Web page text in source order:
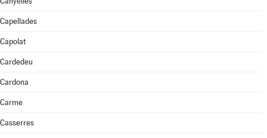
Capellades
Capolat
Cardedeu
Cardona
Carme
Casserres